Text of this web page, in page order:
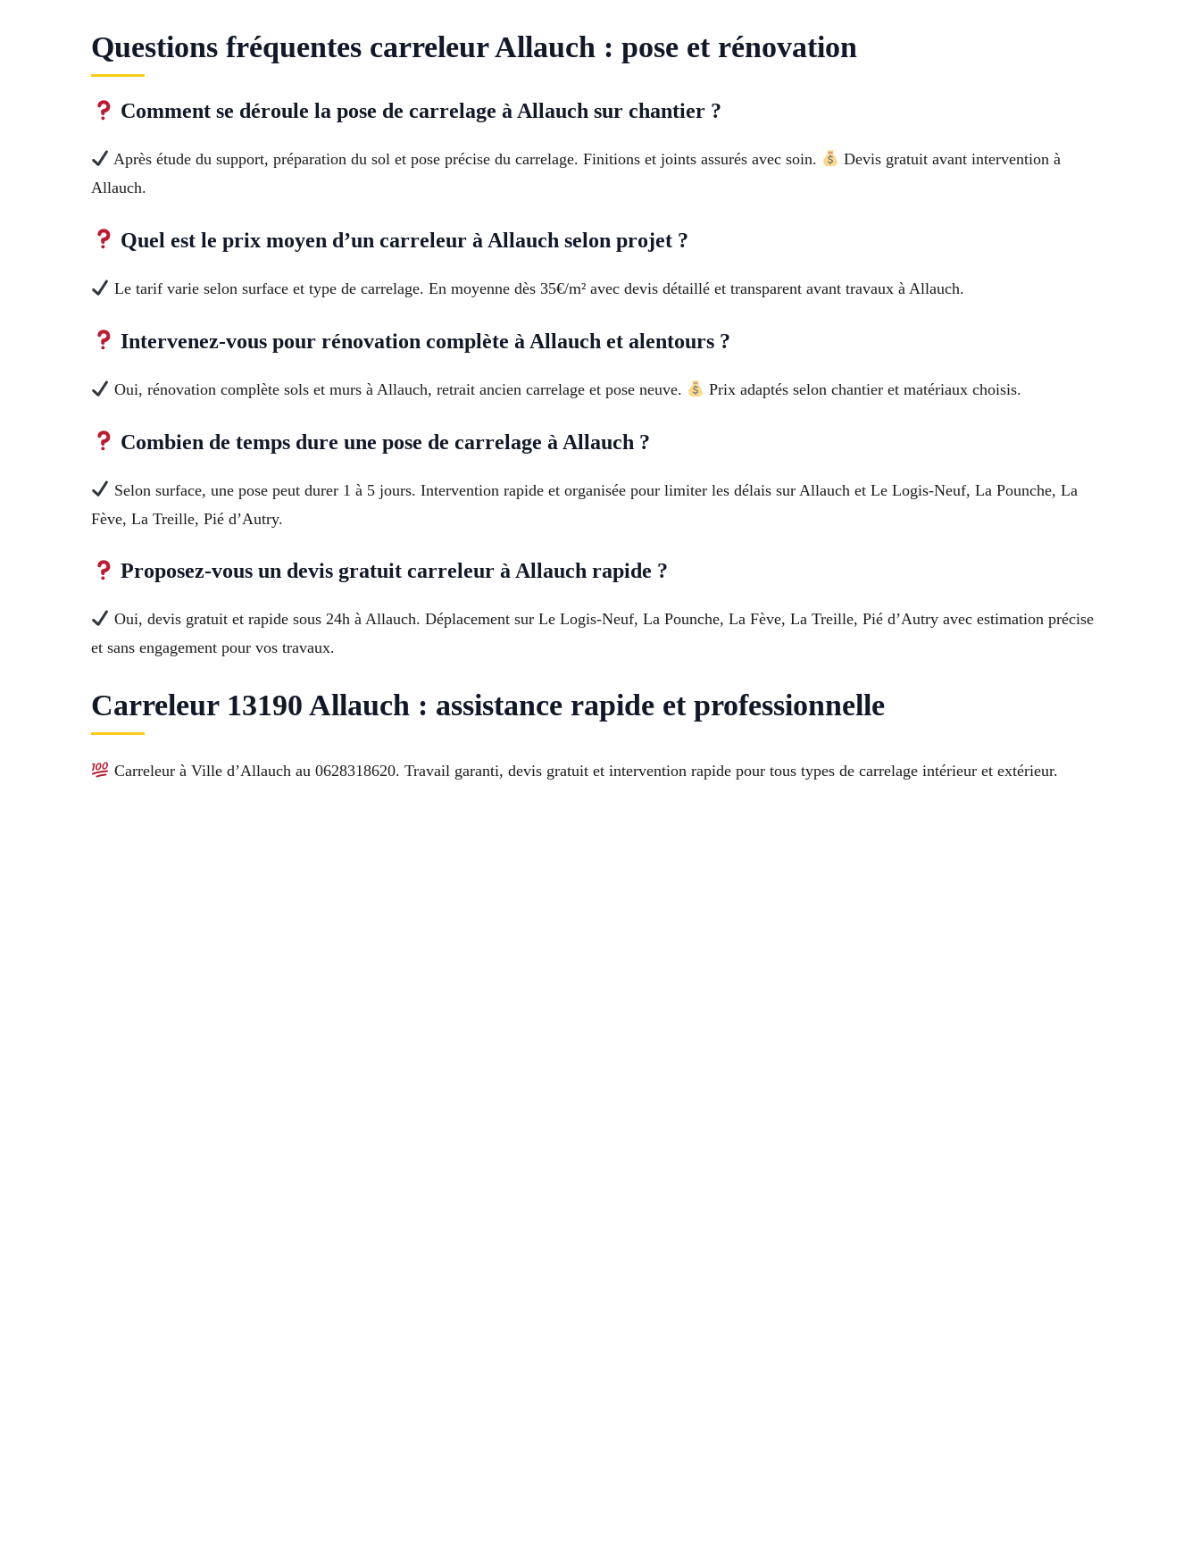
Questions fréquentes carreleur Allauch : pose et rénovation
Comment se déroule la pose de carrelage à Allauch sur chantier ?
Après étude du support, préparation du sol et pose précise du carrelage. Finitions et joints assurés avec soin.
Devis gratuit avant intervention à
Allauch.
Quel est le prix moyen d’un carreleur à Allauch selon projet ?
Le tarif varie selon surface et type de carrelage. En moyenne dès 35€/m² avec devis détaillé et transparent avant travaux à Allauch.
Intervenez-vous pour rénovation complète à Allauch et alentours ?
Oui, rénovation complète sols et murs à Allauch, retrait ancien carrelage et pose neuve. Prix adaptés selon chantier et matériaux choisis.
Combien de temps dure une pose de carrelage à Allauch ?
Selon surface, une pose peut durer 1 à 5 jours. Intervention rapide et organisée pour limiter les délais sur Allauch et Le Logis-Neuf, La Pounche, La
Fève, La Treille, Pié d’Autry.
Proposez-vous un devis gratuit carreleur à Allauch rapide ?
Oui, devis gratuit et rapide sous 24h à Allauch. Déplacement sur Le Logis-Neuf, La Pounche, La Fève, La Treille, Pié d’Autry avec estimation précise
et sans engagement pour vos travaux.
Carreleur 13190 Allauch : assistance rapide et professionnelle
Carreleur à Ville d’Allauch au 0628318620. Travail garanti, devis gratuit et intervention rapide pour tous types de carrelage intérieur et extérieur.